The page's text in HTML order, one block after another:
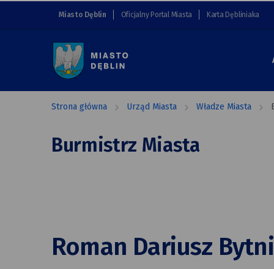
przejdź do nawigacji strony
przejdź do treści strony
przejdź do stopki strony
Burmistrz
Miasta
Miasto
Dęblin
Miasto Dęblin Oficjalny Portal Miasta Karta Dębliniaka
Strona główna Urząd Miasta Władze Miasta
Burmistrz Miasta
Roman Dariusz